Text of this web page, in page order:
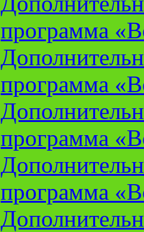
программа
программа
программа
программа